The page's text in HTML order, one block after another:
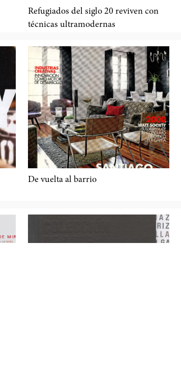
Refugiados del siglo 20 reviven con
técnicas ultramodernas
De vuelta al barrio